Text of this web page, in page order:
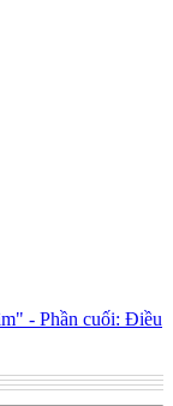
- Phần cuối: Điều